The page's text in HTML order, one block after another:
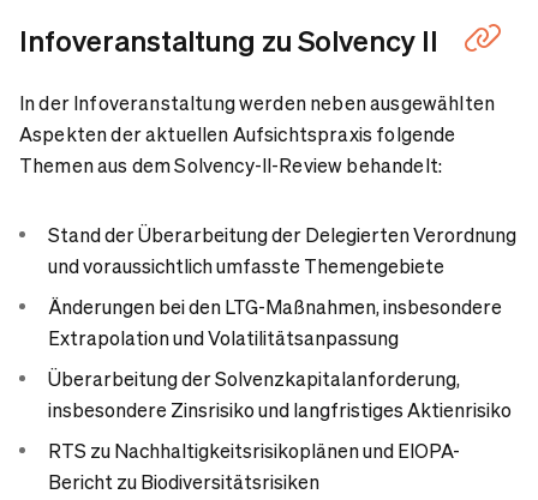
Infoveranstaltung zu Solvency II
In der Infoveranstaltung werden neben ausgewählten
Aspekten der aktuellen Aufsichtspraxis folgende
Themen aus dem Solvency-II-Review behandelt:
Stand der Überarbeitung der Delegierten Verordnung
und voraussichtlich umfasste Themengebiete
Änderungen bei den LTG-Maßnahmen, insbesondere
Extrapolation und Volatilitätsanpassung
Überarbeitung der Solvenzkapitalanforderung,
insbesondere Zinsrisiko und langfristiges Aktienrisiko
RTS zu Nachhaltigkeitsrisikoplänen und EIOPA-
Bericht zu Biodiversitätsrisiken